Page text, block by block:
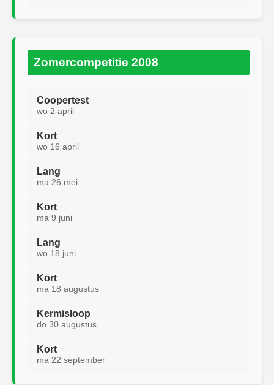
Zomercompetitie 2008
Coopertest
wo 2 april
Kort
wo 16 april
Lang
ma 26 mei
Kort
ma 9 juni
Lang
wo 18 juni
Kort
ma 18 augustus
Kermisloop
do 30 augustus
Kort
ma 22 september